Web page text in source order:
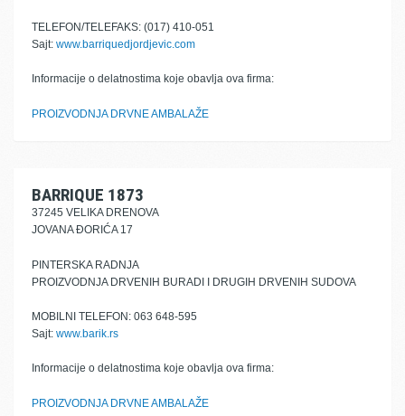
TELEFON/TELEFAKS: (017) 410-051
Sajt: www.barriquedjordjevic.com
Informacije o delatnostima koje obavlja ova firma:
PROIZVODNJA DRVNE AMBALAŽE
BARRIQUE 1873
37245 VELIKA DRENOVA
JOVANA ĐORIĆA 17
PINTERSKA RADNJA
PROIZVODNJA DRVENIH BURADI I DRUGIH DRVENIH SUDOVA
MOBILNI TELEFON: 063 648-595
Sajt: www.barik.rs
Informacije o delatnostima koje obavlja ova firma:
PROIZVODNJA DRVNE AMBALAŽE